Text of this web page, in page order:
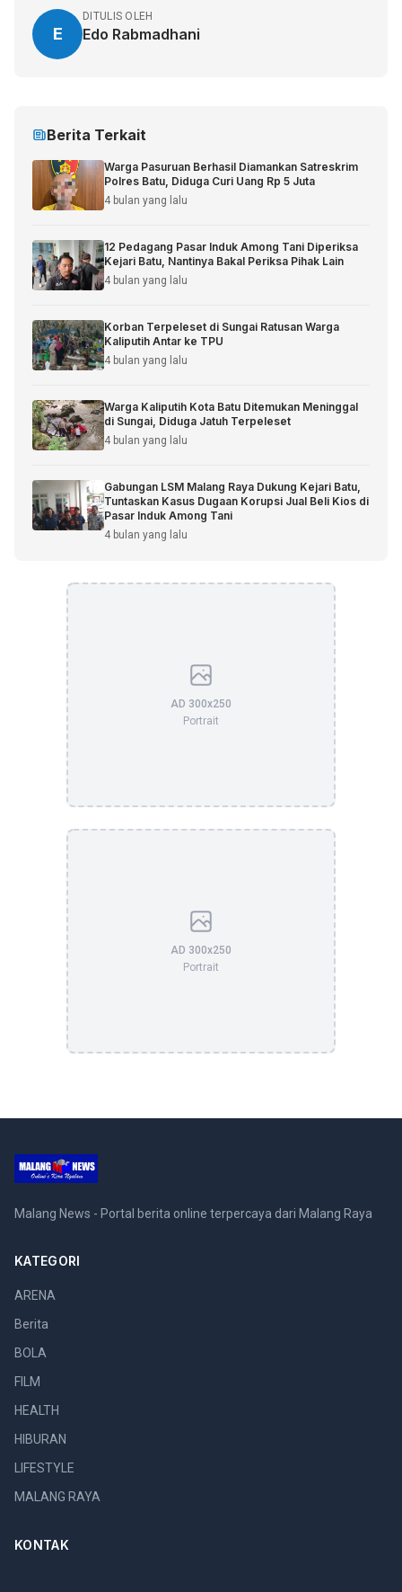
E
DITULIS OLEH
Edo Rabmadhani
Berita Terkait
Warga Pasuruan Berhasil Diamankan Satreskrim
Polres Batu, Diduga Curi Uang Rp 5 Juta
4 bulan yang lalu
12 Pedagang Pasar Induk Among Tani Diperiksa
Kejari Batu, Nantinya Bakal Periksa Pihak Lain
4 bulan yang lalu
Korban Terpeleset di Sungai Ratusan Warga
Kaliputih Antar ke TPU
4 bulan yang lalu
Warga Kaliputih Kota Batu Ditemukan Meninggal
di Sungai, Diduga Jatuh Terpeleset
4 bulan yang lalu
Gabungan LSM Malang Raya Dukung Kejari Batu,
Tuntaskan Kasus Dugaan Korupsi Jual Beli Kios di
Pasar Induk Among Tani
4 bulan yang lalu
AD 300x250
Portrait
AD 300x250
Portrait
Malang News - Portal berita online terpercaya dari Malang Raya
KATEGORI
ARENA
Berita
BOLA
FILM
HEALTH
HIBURAN
LIFESTYLE
MALANG RAYA
KONTAK